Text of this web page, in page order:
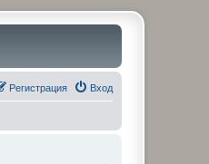
Вход
Регистрация